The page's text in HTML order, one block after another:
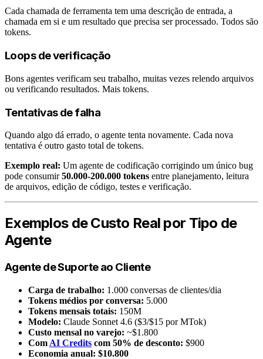
Cada chamada de ferramenta tem uma descrição de entrada, a
chamada em si e um resultado que precisa ser processado. Todos são
tokens.
Loops de verificação
Bons agentes verificam seu trabalho, muitas vezes relendo arquivos
ou verificando resultados. Mais tokens.
Tentativas de falha
Quando algo dá errado, o agente tenta novamente. Cada nova
tentativa é outro gasto total de tokens.
Exemplo real: Um agente de codificação corrigindo um único bug
pode consumir50.000-200.000 tokens entre planejamento, leitura
de arquivos, edição de código, testes e verificação.
Exemplos de Custo Real por Tipo de
Agente
Agente de Suporte ao Cliente
Carga de trabalho: 1.000 conversas de clientes/dia
Tokens médios por conversa: 5.000
Tokens mensais totais: 150M
Modelo: Claude Sonnet 4.6 ($3/$15 por MTok)
Custo mensal no varejo: ~$1.800
Com AI Credits com 50% de desconto: $900
Economia anual: $10.800